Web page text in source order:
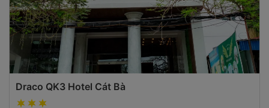
Draco QK3 Hotel Cát Bà